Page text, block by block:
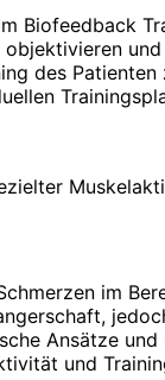
Biofeedback
des
im
Ansätze
und